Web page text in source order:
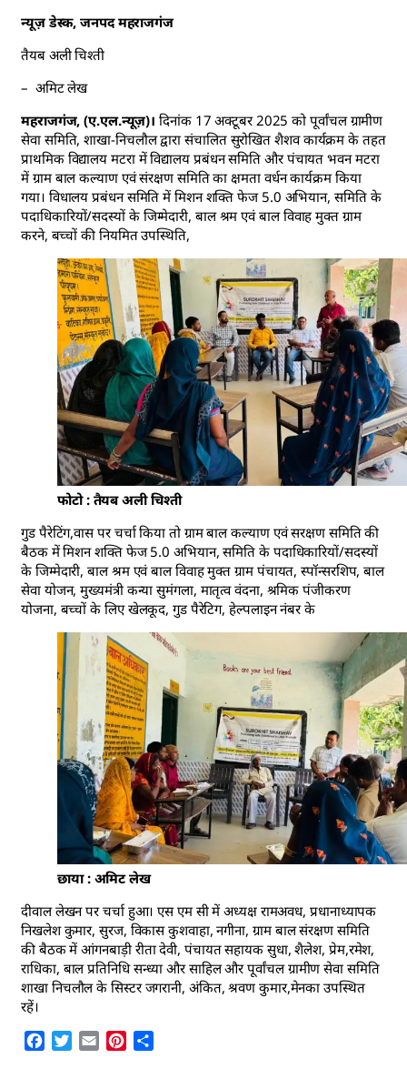
न्यूज़ डेस्क, जनपद महराजगंज
तैयब अली चिश्ती
– अमिट लेख
महराजगंज, (ए.एल.न्यूज़)। दिनांक 17 अक्टूबर 2025 को पूर्वांचल ग्रामीण
सेवा समिति, शाखा-निचलौल द्वारा संचालित सुरोखित शैशव कार्यक्रम के तहत
प्राथमिक विद्यालय मटरा में विद्यालय प्रबंधन समिति और पंचायत भवन मटरा
में ग्राम बाल कल्याण एवं संरक्षण समिति का क्षमता वर्धन कार्यक्रम किया
गया। विधालय प्रबंधन समिति में मिशन शक्ति फेज 5.0 अभियान, समिति के
पदाधिकारियों/सदस्यों के जिम्मेदारी, बाल श्रम एवं बाल विवाह मुक्त ग्राम
करने, बच्चों की नियमित उपस्थिति,
फोटो : तैयब अली चिश्ती
गुड पैरेटिंग,वास पर चर्चा किया तो ग्राम बाल कल्याण एवं सरक्षण समिति की
बैठक में मिशन शक्ति फेज 5.0 अभियान, समिति के पदाधिकारियों/सदस्यों
के जिम्मेदारी, बाल श्रम एवं बाल विवाह मुक्त ग्राम पंचायत, स्पॉन्सरशिप, बाल
सेवा योजन, मुख्यमंत्री कन्या सुमंगला, मातृत्व वंदना, श्रमिक पंजीकरण
योजना, बच्चों के लिए खेलकूद, गुड पैरेटिग, हेल्पलाइन नंबर के
छाया : अमिट लेख
दीवाल लेखन पर चर्चा हुआ। एस एम सी में अध्यक्ष रामअवध, प्रधानाध्यापक
निखलेश कुमार, सुरज, विकास कुशवाहा, नगीना, ग्राम बाल संरक्षण समिति
की बैठक में आंगनबाड़ी रीता देवी, पंचायत सहायक सुधा, शैलेश, प्रेम,रमेश,
राधिका, बाल प्रतिनिधि सन्ध्या और साहिल और पूर्वांचल ग्रामीण सेवा समिति
शाखा निचलौल के सिस्टर जगरानी, अंकित, श्रवण कुमार,मेनका उपस्थित
रहें।
Facebook
Twitter
Email Pinterest